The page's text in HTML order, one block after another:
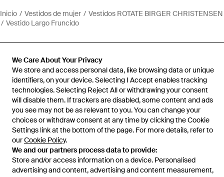
We Care About Your Privacy
We store and access personal data, like browsing data or unique
identifiers, on your device. Selecting I Accept enables tracking
technologies. Selecting Reject All or withdrawing your consent
will disable them. If trackers are disabled, some content and ads
you see may not be as relevant to you. You can change your
choices or withdraw consent at any time by clicking the Cookie
Settings link at the bottom of the page. For more details, refer to
ourCookie Policy.
We and our partners process data to provide:
Store and/or access information on a device. Personalised
advertising and content, advertising and content measurement,
Inicio Vestidos de mujer
Vestidos ROTATE BIRGER CHRISTENSEN
Vestido Largo Fruncido
Ayuda e información